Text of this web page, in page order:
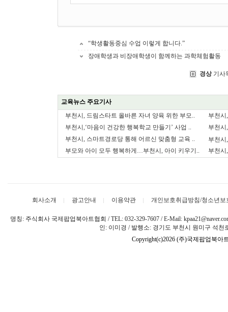
“학생활동중심 수업 이렇게 합니다.”
장애학생과 비장애학생이 함께하는 과학체험활동
경상기사
교육뉴스 주요기사
부천시, 드림스타트 올바른 자녀 양육 위한 부모..
부천
부천시,‘마음이 건강한 행복학교 만들기’ 사업 ..
부천시
부천시, 스마트경로당 통해 어르신 맞춤형 교육 ..
부천시
부모와 아이 모두 행복하게…부천시, 아이 키우기..
부천
회사소개 광고안내 이용약관 개인보호취급방침/청소년보
명칭: 주식회사 국제팝업북아트협회 / TEL: 032-329-7607 / E-Mail:
인: 이미경 / 발행소: 경기도 부천시 원미구 석천
Copyright(c)2026 (주)국제팝업북아